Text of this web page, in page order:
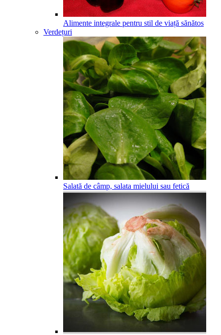
Alimente integrale pentru stil de viață sănătos
Verdețuri
Salată de câmp, salata mielului sau fetică